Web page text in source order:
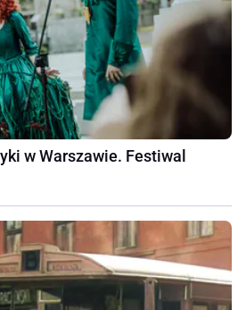
w Warszawie. Festiwal